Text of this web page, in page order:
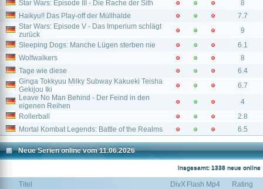
Star Wars: Episode III - Die Rache der Sith
8
Haikyu!! Das Play-off der Müllhalde
7.7
Star Wars: Episode V - Das Imperium schlägt
zurück
9
Sleeping Dogs: Manche Lügen sterben nie
6.1
Wolfwalkers
8
Tage wie diese
6.4
Ginga Tokkyuu Milky Subway Kakueki Teisha
Gekijou Iki
6.7
Leave No Man Behind - Der Feind in den
eigenen Reihen
4
Rollerball
2.8
Mortal Kombat Legends: Battle of the Realms
6.5
Neue Serien online vom 11.06.2026
Insgesamt: 1338 neue online
Titel DivX Flash Mp4
Rating